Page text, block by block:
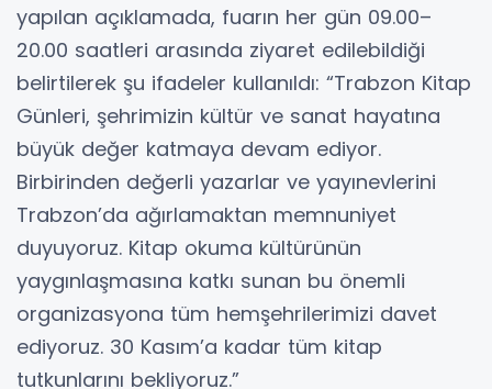
yapılan açıklamada, fuarın her gün 09.00–
20.00 saatleri arasında ziyaret edilebildiği
belirtilerek şu ifadeler kullanıldı: “Trabzon Kitap
Günleri, şehrimizin kültür ve sanat hayatına
büyük değer katmaya devam ediyor.
Birbirinden değerli yazarlar ve yayınevlerini
Trabzon’da ağırlamaktan memnuniyet
duyuyoruz. Kitap okuma kültürünün
yaygınlaşmasına katkı sunan bu önemli
organizasyona tüm hemşehrilerimizi davet
ediyoruz. 30 Kasım’a kadar tüm kitap
tutkunlarını bekliyoruz.”